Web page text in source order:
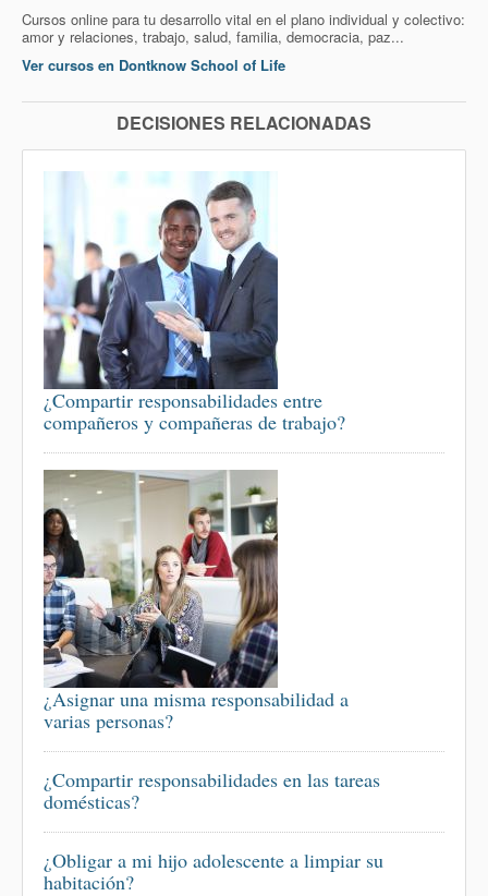
Cursos online para tu desarrollo vital en el plano individual y colectivo:
amor y relaciones, trabajo, salud, familia, democracia, paz...
Ver cursos en Dontknow School of Life
DECISIONES RELACIONADAS
¿Compartir responsabilidades entre
compañeros y compañeras de trabajo?
¿Asignar una misma responsabilidad a
varias personas?
¿Compartir responsabilidades en las tareas
domésticas?
¿Obligar a mi hijo adolescente a limpiar su
habitación?